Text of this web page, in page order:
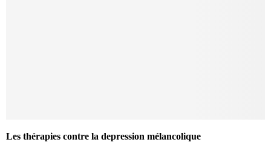
Les thérapies contre la depression mélancolique